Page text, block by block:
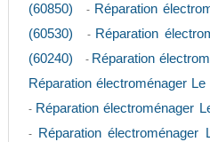
(60850)
- Réparation
(60530)
- Réparation
(60240)
- Réparation
Réparation électroménager
- Réparation électroménager
- Réparation électroménager